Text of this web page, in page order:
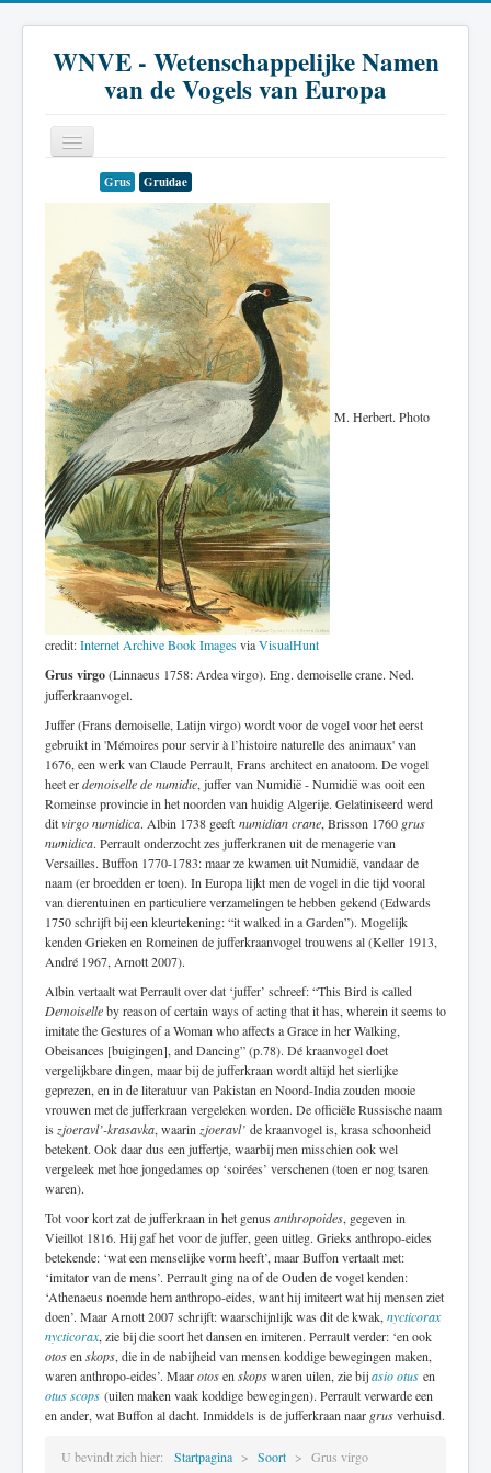
WNVE - Wetenschappelijke Namen
van de Vogels van Europa
Soort
Genus
Familie
Historie
Literatuur
Grus Gruidae
M. Herbert. Photo
credit:Internet Archive Book ImagesviaVisualHunt
Grus virgo(Linnaeus 1758: Ardea virgo). Eng. demoiselle crane. Ned.
jufferkraanvogel.
Juffer (Frans demoiselle, Latijn virgo) wordt voor de vogel voor het eerst
gebruikt in 'Mémoires pour servir à l’histoire naturelle des animaux' van
1676, een werk van Claude Perrault, Frans architect en anatoom. De vogel
heet erdemoiselle de numidie, juffer van Numidië - Numidië was ooit een
Romeinse provincie in het noorden van huidig Algerije. Gelatiniseerd werd
ditvirgo numidica. Albin 1738 geeft numidian crane, Brisson 1760 grus
numidica. Perrault onderzocht zes jufferkranen uit de menagerie van
Versailles. Buffon 1770-1783: maar ze kwamen uit Numidië, vandaar de
naam (er broedden er toen). In Europa lijkt men de vogel in die tijd vooral
van dierentuinen en particuliere verzamelingen te hebben gekend (Edwards
1750 schrijft bij een kleurtekening: “it walked in a Garden”). Mogelijk
kenden Grieken en Romeinen de jufferkraanvogel trouwens al (Keller 1913,
André 1967, Arnott 2007).
Albin vertaalt wat Perrault over dat ‘juffer’ schreef: “This Bird is called
Demoiselleby reason of certain ways of acting that it has, wherein it seems to
imitate the Gestures of a Woman who affects a Grace in her Walking,
Obeisances [buigingen], and Dancing” (p.78). Dé kraanvogel doet
vergelijkbare dingen, maar bij de jufferkraan wordt altijd het sierlijke
geprezen, en in de literatuur van Pakistan en Noord-India zouden mooie
vrouwen met de jufferkraan vergeleken worden. De officiële Russische naam
is zjoeravl’-krasavka, waarinzjoeravl’ de kraanvogel is, krasa schoonheid
betekent. Ook daar dus een juffertje, waarbij men misschien ook wel
vergeleek met hoe jongedames op ‘soirées’ verschenen (toen er nog tsaren
waren).
Tot voor kort zat de jufferkraan in het genus anthropoides, gegeven in
Vieillot 1816. Hij gaf het voor de juffer, geen uitleg. Grieks anthropo-eides
betekende: ‘wat een menselijke vorm heeft’, maar Buffon vertaalt met:
‘imitator van de mens’. Perrault ging na of de Ouden de vogel kenden:
‘Athenaeus noemde hem anthropo-eides, want hij imiteert wat hij mensen ziet
doen’. Maar Arnott 2007 schrijft: waarschijnlijk was dit de kwak,nycticorax
nycticorax, zie bij die soort het dansen en imiteren. Perrault verder: ‘en ook
otosenskops, die in de nabijheid van mensen koddige bewegingen maken,
waren anthropo-eides’. Maarotosenskopswaren uilen, zie bijasio otus en
otus scops (uilen maken vaak koddige bewegingen). Perrault verwarde een
en ander, wat Buffon al dacht. Inmiddels is de jufferkraan naar grusverhuisd.
U bevindt zich hier: Startpagina Soort Grus virgo